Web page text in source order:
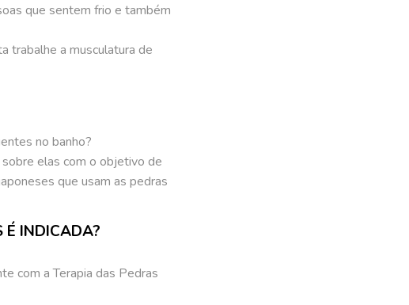
que sentem frio e também
trabalhe a musculatura de
no banho?
elas com o objetivo de
que usam as pedras
É INDICADA?
com a Terapia das Pedras